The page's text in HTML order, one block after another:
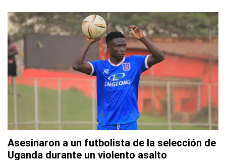
Asesinaron a un futbolista de la selección de
Uganda durante un violento asalto